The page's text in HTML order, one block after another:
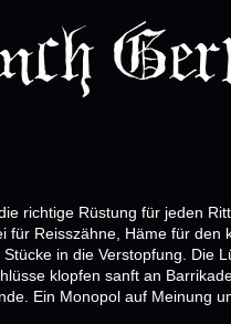
richtige Rüstung für jeden
für Reisszähne, Häme für den
in die Verstopfung. Die
klopfen sanft an
Ein Monopol auf Meinung